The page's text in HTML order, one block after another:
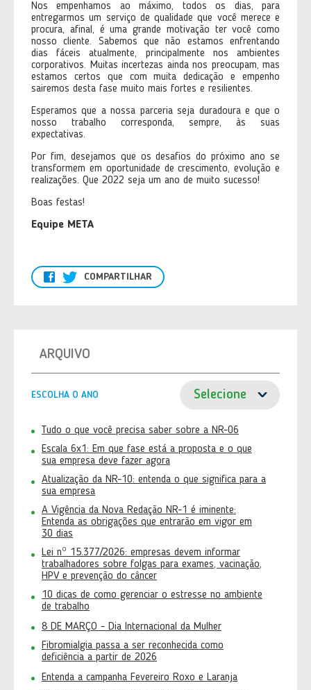
Nos empenhamos ao máximo, todos os dias, para
entregarmos um serviço de qualidade que você merece e
procura, afinal, é uma grande motivação ter você como
nosso cliente. Sabemos que não estamos enfrentando
dias fáceis atualmente, principalmente nos ambientes
corporativos. Muitas incertezas ainda nos preocupam, mas
estamos certos que com muita dedicação e empenho
sairemos desta fase muito mais fortes e resilientes.
Esperamos que a nossa parceria seja duradoura e que o
nosso trabalho corresponda, sempre, às suas
expectativas.
Por fim, desejamos que os desafios do próximo ano se
transformem em oportunidade de crescimento, evolução e
realizações. Que 2022 seja um ano de muito sucesso!
Boas festas!
Equipe META
COMPARTILHAR
ARQUIVO
ESCOLHA O ANO
Tudo o que você precisa saber sobre a NR-06
Escala 6x1: Em que fase está a proposta e o que
sua empresa deve fazer agora
Atualização da NR-10: entenda o que significa para a
sua empresa
A Vigência da Nova Redação NR-1 é iminente:
Entenda as obrigações que entrarão em vigor em
30 dias
Lei nº 15.377/2026: empresas devem informar
trabalhadores sobre folgas para exames, vacinação,
HPV e prevenção do câncer
10 dicas de como gerenciar o estresse no ambiente
de trabalho
8 DE MARÇO - Dia Internacional da Mulher
Fibromialgia passa a ser reconhecida como
deficiência a partir de 2026
Entenda a campanha Fevereiro Roxo e Laranja